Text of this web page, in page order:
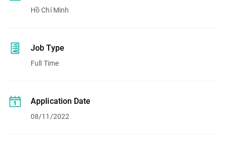
Hồ Chí Minh
Job Type
Full Time
Application Date
08/11/2022